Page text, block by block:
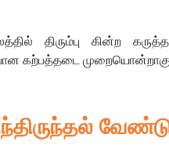
திரும்பு கின்ற
கற்பத்தடை